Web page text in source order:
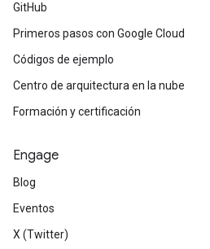
GitHub
Primeros pasos con Google Cloud
Códigos de ejemplo
Centro de arquitectura en la nube
Formación y certificación
Engage
Blog
Eventos
X (Twitter)